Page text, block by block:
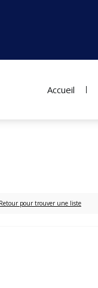
Accueil
Retour pour trouver une liste